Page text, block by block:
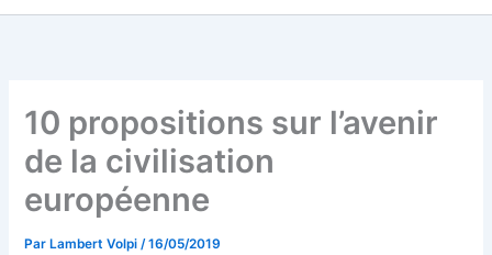
10 propositions sur l’avenir
de la civilisation
européenne
Par Lambert Volpi/16/05/2019